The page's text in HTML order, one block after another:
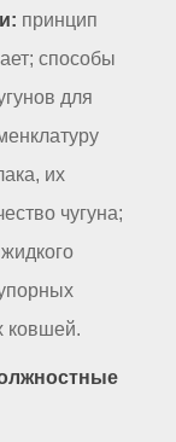
принцип
способы
для
их
чугуна;
ковшей.